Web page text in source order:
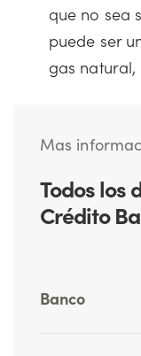
que no sea
puede ser
gas
Mas
Todos los
Crédito
Banco